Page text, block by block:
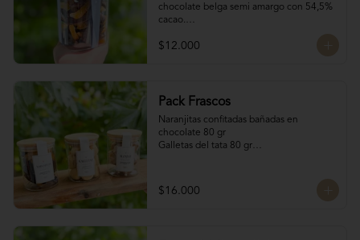
chocolate belga semi amargo con 54,5%
cacao.
$12.000
Pack Frascos
Naranjitas confitadas bañadas en
chocolate 80 gr
Galletas del tata 80 gr
$16.000